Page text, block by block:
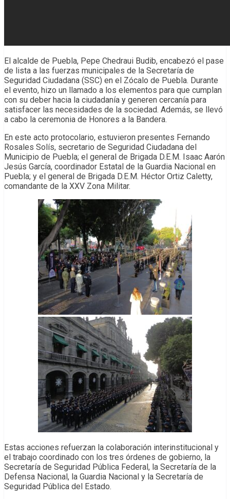
El alcalde de Puebla, Pepe Chedraui Budib, encabezó el pase
de lista a las fuerzas municipales de la Secretaría de
Seguridad Ciudadana (SSC) en el Zócalo de Puebla. Durante
el evento, hizo un llamado a los elementos para que cumplan
con su deber hacia la ciudadanía y generen cercanía para
satisfacer las necesidades de la sociedad. Además, se llevó
a cabo la ceremonia de Honores a la Bandera.
En este acto protocolario, estuvieron presentes Fernando
Rosales Solís, secretario de Seguridad Ciudadana del
Municipio de Puebla; el general de Brigada D.E.M. Isaac Aarón
Jesús García, coordinador Estatal de la Guardia Nacional en
Puebla; y el general de Brigada D.E.M. Héctor Ortiz Caletty,
comandante de la XXV Zona Militar.
Estas acciones refuerzan la colaboración interinstitucional y
el trabajo coordinado con los tres órdenes de gobierno, la
Secretaría de Seguridad Pública Federal, la Secretaría de la
Defensa Nacional, la Guardia Nacional y la Secretaría de
Seguridad Pública del Estado.